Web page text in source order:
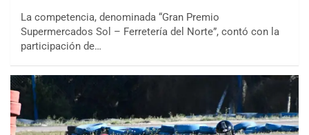
La competencia, denominada “Gran Premio
Supermercados Sol – Ferretería del Norte”, contó con la
participación de…